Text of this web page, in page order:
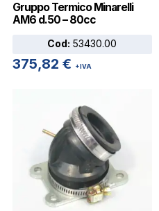
Gruppo Termico Minarelli
AM6 d.50 – 80cc
Cod: 53430.00
375,82 € +IVA